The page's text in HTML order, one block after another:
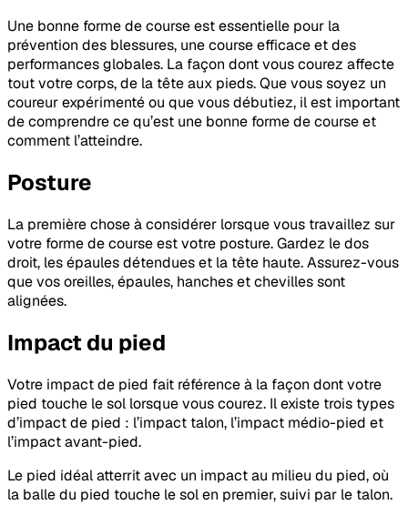
Une bonne forme de course est essentielle pour la
prévention des blessures, une course efficace et des
performances globales. La façon dont vous courez affecte
tout votre corps, de la tête aux pieds. Que vous soyez un
coureur expérimenté ou que vous débutiez, il est important
de comprendre ce qu’est une bonne forme de course et
comment l’atteindre.
Posture
La première chose à considérer lorsque vous travaillez sur
votre forme de course est votre posture. Gardez le dos
droit, les épaules détendues et la tête haute. Assurez-vous
que vos oreilles, épaules, hanches et chevilles sont
alignées.
Impact du pied
Votre impact de pied fait référence à la façon dont votre
pied touche le sol lorsque vous courez. Il existe trois types
d’impact de pied : l’impact talon, l’impact médio-pied et
l’impact avant-pied.
Le pied idéal atterrit avec un impact au milieu du pied, où
la balle du pied touche le sol en premier, suivi par le talon.